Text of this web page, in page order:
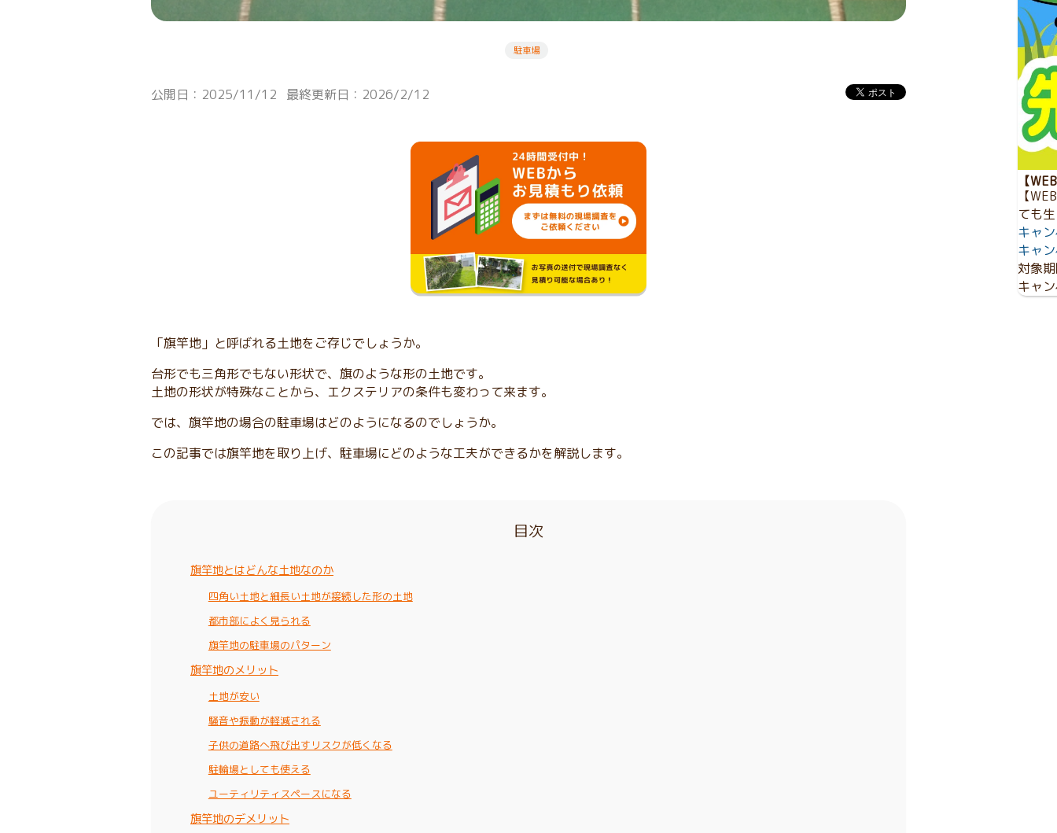
駐車場
公開日：2025/11/12 最終更新日：2026/2/12
「旗竿地」と呼ばれる土地をご存じでしょうか。
台形でも三角形でもない形状で、旗のような形の土地です。
土地の形状が特殊なことから、エクステリアの条件も変わって来ます。
では、旗竿地の場合の駐車場はどのようになるのでしょうか。
この記事では旗竿地を取り上げ、駐車場にどのような工夫ができるかを解説します。
目次
旗竿地とはどんな土地なのか
四角い土地と細長い土地が接続した形の土地
都市部によく見られる
旗竿地の駐車場のパターン
旗竿地のメリット
土地が安い
騒音や振動が軽減される
子供の道路へ飛び出すリスクが低くなる
駐輪場としても使える
ユーティリティスペースになる
旗竿地のデメリット
【
【
ても
キャ
キャ
対象
キャ